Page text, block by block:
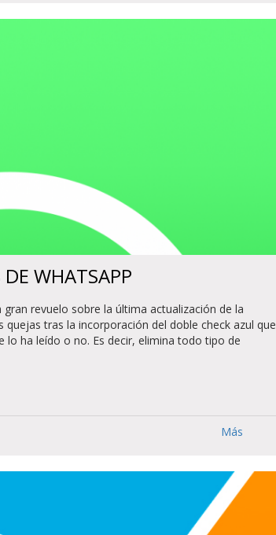
WHATSAPP
revuelo sobre la última actualización de la
tras la incorporación del doble check azul que
lo ha leído o no. Es decir, elimina todo tipo de
Más